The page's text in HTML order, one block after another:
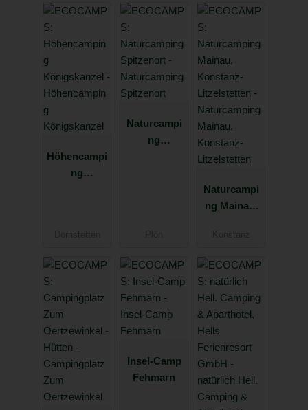
Höhencampi
ng
Naturcampi
ng
Naturcampi
ng Mainau,
Insel-Camp
Fehmarn